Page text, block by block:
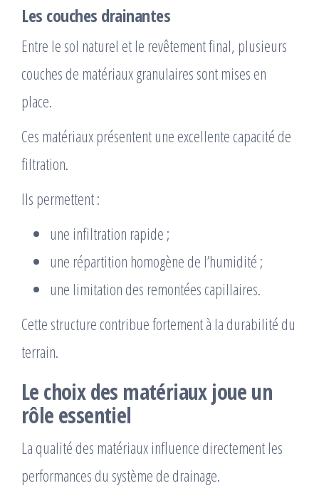
Les couches drainantes
Entre le sol naturel et le revêtement final, plusieurs
couches de matériaux granulaires sont mises en
place.
Ces matériaux présentent une excellente capacité de
filtration.
Ils permettent :
une infiltration rapide ;
une répartition homogène de l’humidité ;
une limitation des remontées capillaires.
Cette structure contribue fortement à la durabilité du
terrain.
Le choix des matériaux joue un
rôle essentiel
La qualité des matériaux influence directement les
performances du système de drainage.